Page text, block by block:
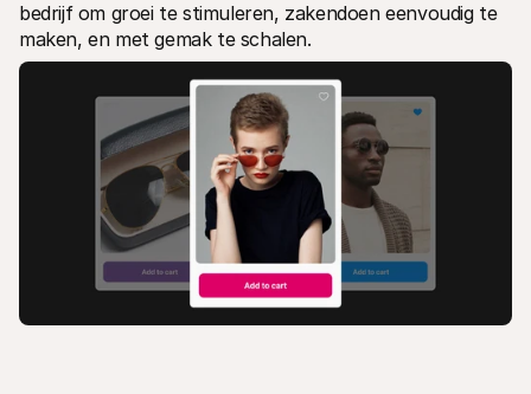
Contact
Voor consumenten
Waarom zie je Mollie op je bankafschrift?
Neem contact op met Customer Support
Contact met sales
Ontdek hoe we jouw bedrijf kunnen helpen
bedrijf om groei te stimuleren, zakendoen eenvoudig te
maken, en met gemak te schalen.